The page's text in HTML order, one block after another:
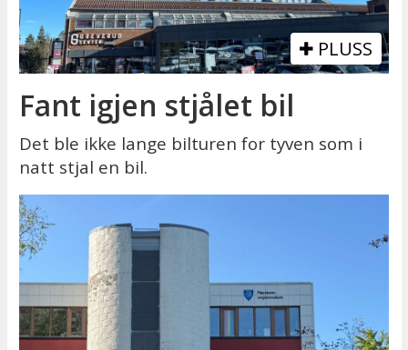
PLUSS
Fant igjen stjålet bil
Det ble ikke lange bilturen for tyven som i
natt stjal en bil.